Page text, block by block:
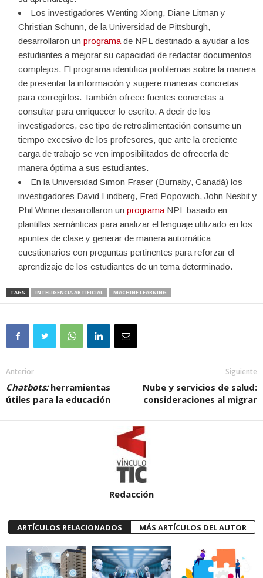
Los investigadores Wenting Xiong, Diane Litman y
Christian Schunn, de la Universidad de Pittsburgh,
desarrollaron un programa de NPL destinado a ayudar a los
estudiantes a mejorar su capacidad de redactar documentos
complejos. El programa identifica problemas sobre la manera
de presentar la información y sugiere maneras concretas
para corregirlos. También ofrece fuentes concretas a
consultar para enriquecer lo escrito. A decir de los
investigadores, ese tipo de retroalimentación consume un
tiempo excesivo de los profesores, que ante la creciente
carga de trabajo se ven imposibilitados de ofrecerla de
manera óptima a sus estudiantes.
En la Universidad Simon Fraser (Burnaby, Canadá) los
investigadores David Lindberg, Fred Popowich, John Nesbit y
Phil Winne desarrollaron un programa NPL basado en
plantillas semánticas para analizar el lenguaje utilizado en los
apuntes de clase y generar de manera automática
cuestionarios con preguntas pertinentes para reforzar el
aprendizaje de los estudiantes de un tema determinado.
TAGS INTELIGENCIA ARTIFICIAL MACHINE LEARNING
Anterior
Chatbots:herramientas
útiles para la educación
Siguiente
Nube y servicios de salud:
consideraciones al migrar
Redacción
ARTÍCULOS RELACIONADOS MÁS ARTÍCULOS DEL AUTOR